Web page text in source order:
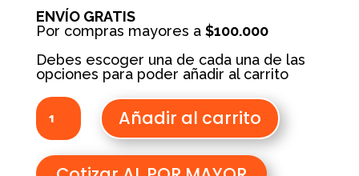
ENVÍO GRATIS
Por compras mayores a $100.000
Debes escoger una de cada una de las
opciones para poder añadir al carrito
AUDIFONOS
TWS
MOQ
cantidad
Añadir al carrito